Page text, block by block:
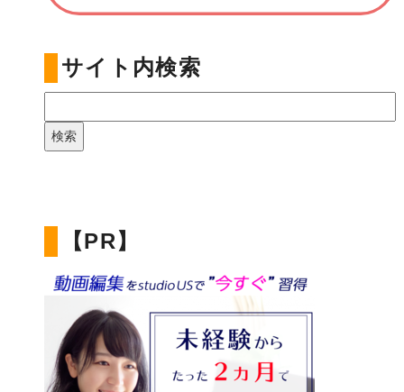
サイト内検索
【PR】